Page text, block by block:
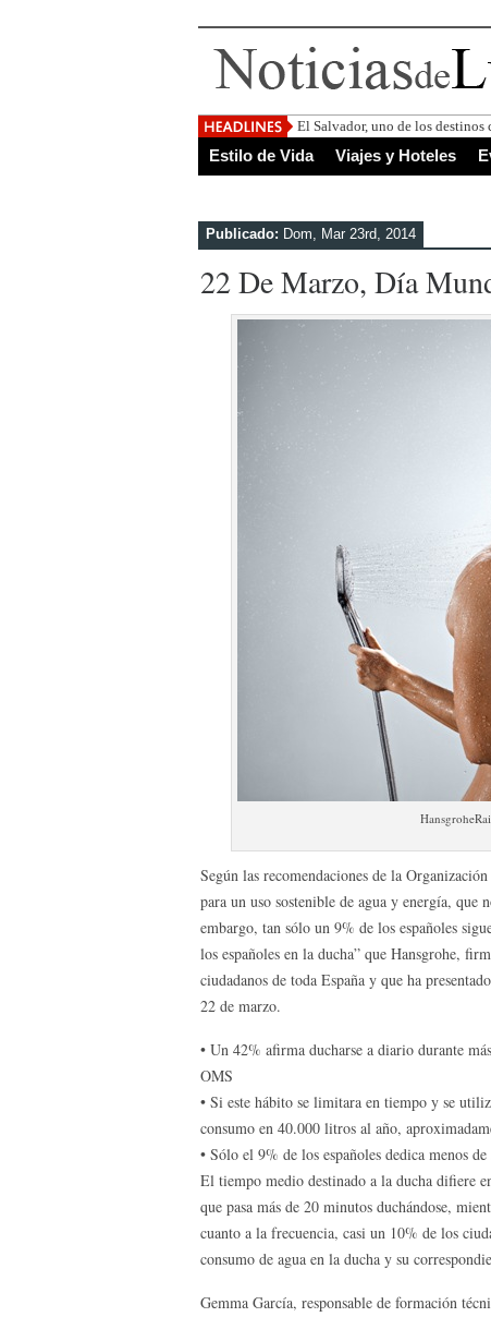
El Salvador, uno de los destinos
Estilo de Vida Viajes y Hoteles
Publicado: Dom, Mar 23rd, 2014
22 De Marzo, Día
Según las recomendaciones de la
para un uso sostenible de agua y energía,
embargo, tan sólo un 9% de los españoles
los españoles en la ducha” que Hansgrohe,
ciudadanos de toda España y que ha
22 de marzo.
• Un 42% afirma ducharse a diario durante
OMS
• Si este hábito se limitara en tiempo y se
consumo en 40.000 litros al año,
• Sólo el 9% de los españoles dedica menos
El tiempo medio destinado a la ducha difiere
que pasa más de 20 minutos duchándose,
cuanto a la frecuencia, casi un 10% de los
consumo de agua en la ducha y su
Gemma García, responsable de formación